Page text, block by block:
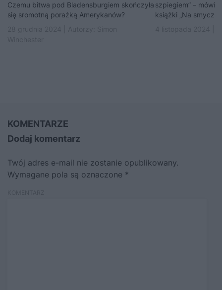
Czemu bitwa pod Bladensburgiem skończyła
się sromotną porażką Amerykanów?
szpiegiem” – mówi
książki „Na smyczy
KOMENTARZE
Dodaj komentarz
Twój adres e-mail nie zostanie opublikowany.
Wymagane pola są oznaczone *